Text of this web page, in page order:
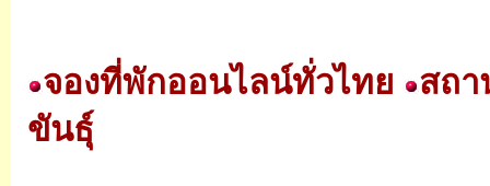
จองที่พักออนไลน์ทั่วไทย
สถา
ขันธุ์